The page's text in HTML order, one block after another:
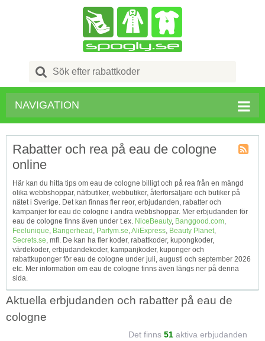
Search
for:
NAVIGATION
RSS
Rabatter och rea på eau de cologne
online
Här kan du hitta tips om eau de cologne billigt och på rea från en mängd
olika webbshoppar, nätbutiker, webbutiker, återförsäljare och butiker på
nätet i Sverige. Det kan finnas fler reor, erbjudanden, rabatter och
kampanjer för eau de cologne i andra webbshoppar. Mer erbjudanden för
eau de cologne finns även under t.ex. NiceBeauty, Banggood.com,
Feelunique, Bangerhead , Parfym.se,AliExpress, Beauty Planet,
Secrets.se, mfl. De kan ha fler koder, rabattkoder, kupongkoder,
värdekoder, erbjudandekoder, kampanjkoder, kuponger och
rabattkuponger för eau de cologne under juli, augusti och september 2026
etc. Mer information om eau de cologne finns även längs ner på denna
sida.
Aktuella erbjudanden och rabatter på eau de
cologne
Det finns 51 aktiva erbjudanden